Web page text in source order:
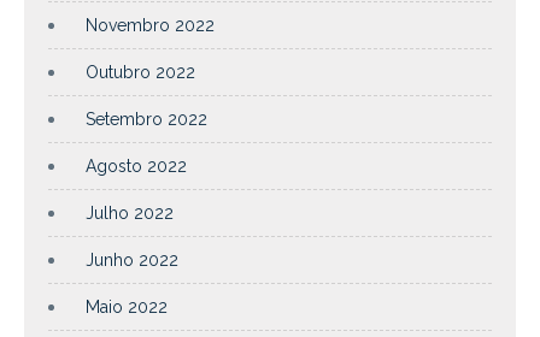
Novembro 2022
Outubro 2022
Setembro 2022
Agosto 2022
Julho 2022
Junho 2022
Maio 2022